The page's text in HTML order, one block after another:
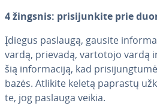
4 žingsnis: pri­si­jun­ki­te prie
Įdiegus paslaugą, gausite
vardą, prievadą, vartotojo vardą
šią in­for­ma­ci­ją, kad
bazės. Atlikite keletą paprastų
te, jog paslauga veikia.